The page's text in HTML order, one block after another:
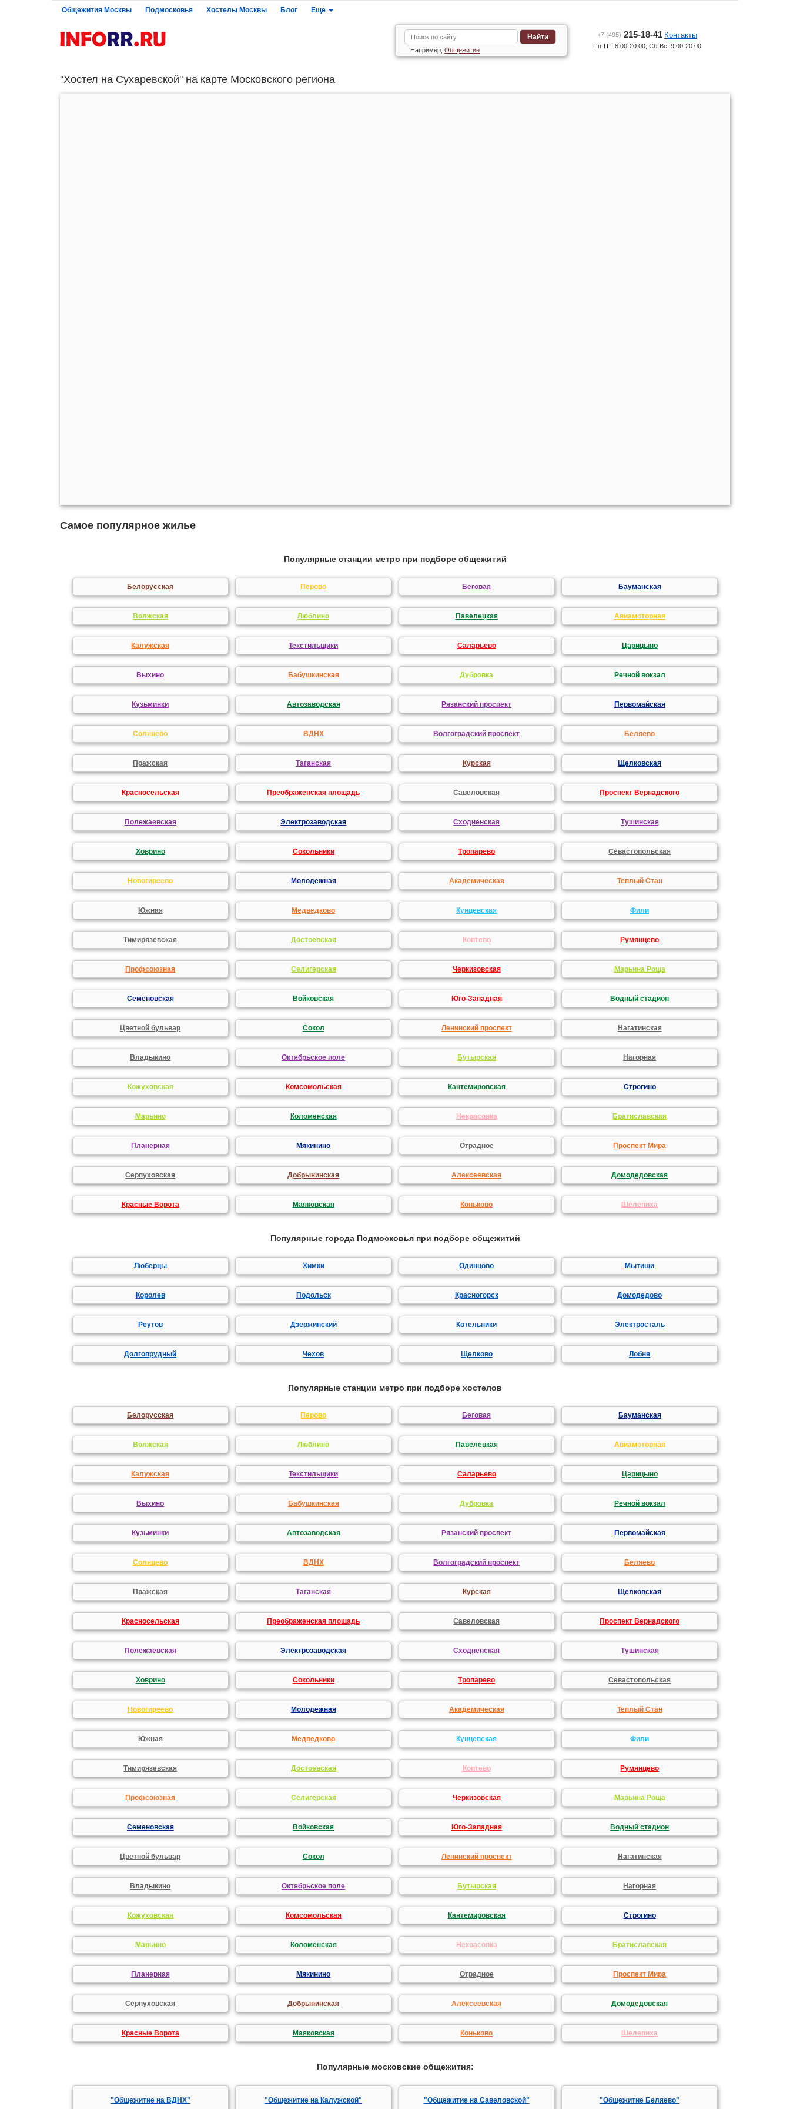
Общежития Москвы Подмосковья Хостелы Москвы Блог Еще
Найти
Например, Общежитие
+7 (495) 215-18-41 Контакты
Пн-Пт: 8:00-20:00; Сб-Вс: 9:00-20:00
"Хостел на Сухаревской" на карте Московского региона
Самое популярное жилье
Популярные станции метро при подборе общежитий
Белорусская Перово Беговая Бауманская
Волжская Люблино Павелецкая Авиамоторная
Калужская Текстильщики Саларьево Царицыно
Выхино Бабушкинская Дубровка Речной вокзал
Кузьминки Автозаводская Рязанский проспект Первомайская
Солнцево ВДНХ Волгоградский проспект Беляево
Пражская Таганская Курская Щелковская
Красносельская Преображенская площадь Савеловская Проспект Вернадского
Полежаевская Электрозаводская Сходненская Тушинская
Ховрино Сокольники Тропарево Севастопольская
Новогиреево Молодежная Академическая Теплый Стан
Южная Медведково Кунцевская Фили
Тимирязевская Достоевская Коптево Румянцево
Профсоюзная Селигерская Черкизовская Марьина Роща
Семеновская Войковская Юго-Западная Водный стадион
Цветной бульвар Сокол Ленинский проспект Нагатинская
Владыкино Октябрьское поле Бутырская Нагорная
Кожуховская Комсомольская Кантемировская Строгино
Марьино Коломенская Некрасовка Братиславская
Планерная Мякинино Отрадное Проспект Мира
Серпуховская Добрынинская Алексеевская Домодедовская
Красные Ворота Маяковская Коньково Шелепиха
Популярные города Подмосковья при подборе общежитий
Люберцы Химки Одинцово Мытищи
Королев Подольск Красногорск Домодедово
Реутов Дзержинский Котельники Электросталь
Долгопрудный Чехов Щелково Лобня
Популярные станции метро при подборе хостелов
Белорусская Перово Беговая Бауманская
Волжская Люблино Павелецкая Авиамоторная
Калужская Текстильщики Саларьево Царицыно
Выхино Бабушкинская Дубровка Речной вокзал
Кузьминки Автозаводская Рязанский проспект Первомайская
Солнцево ВДНХ Волгоградский проспект Беляево
Пражская Таганская Курская Щелковская
Красносельская Преображенская площадь Савеловская Проспект Вернадского
Полежаевская Электрозаводская Сходненская Тушинская
Ховрино Сокольники Тропарево Севастопольская
Новогиреево Молодежная Академическая Теплый Стан
Южная Медведково Кунцевская Фили
Тимирязевская Достоевская Коптево Румянцево
Профсоюзная Селигерская Черкизовская Марьина Роща
Семеновская Войковская Юго-Западная Водный стадион
Цветной бульвар Сокол Ленинский проспект Нагатинская
Владыкино Октябрьское поле Бутырская Нагорная
Кожуховская Комсомольская Кантемировская Строгино
Марьино Коломенская Некрасовка Братиславская
Планерная Мякинино Отрадное Проспект Мира
Серпуховская Добрынинская Алексеевская Домодедовская
Красные Ворота Маяковская Коньково Шелепиха
Популярные московские общежития:
"Общежитие на ВДНХ" "Общежитие на Калужской" "Общежитие на Савеловской" "Общежитие Беляево"